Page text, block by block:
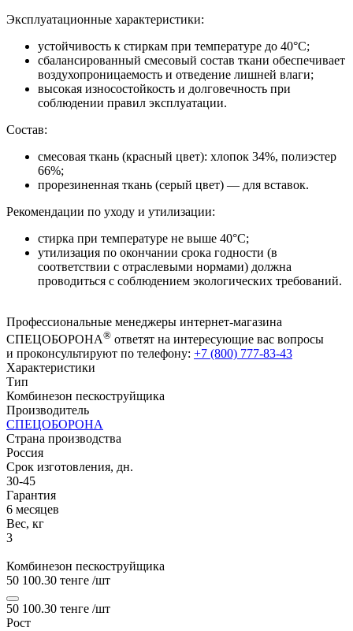
Эксплуатационные характеристики:
устойчивость к стиркам при температуре до 40°C;
сбалансированный смесовый состав ткани обеспечивает
воздухопроницаемость и отведение лишней влаги;
высокая износостойкость и долговечность при
соблюдении правил эксплуатации.
Состав:
смесовая ткань (красный цвет): хлопок 34%, полиэстер
66%;
прорезиненная ткань (серый цвет) — для вставок.
Рекомендации по уходу и утилизации:
стирка при температуре не выше 40°C;
утилизация по окончании срока годности (в
соответствии с отраслевыми нормами) должна
проводиться с соблюдением экологических требований.
Профессиональные менеджеры интернет-магазина
СПЕЦОБОРОНА® ответят на интересующие вас вопросы
и проконсультируют по телефону: +7 (800) 777-83-43
Характеристики
Тип
Комбинезон пескоструйщика
Производитель
СПЕЦОБОРОНА
Страна производства
Россия
Срок изготовления, дн.
30-45
Гарантия
6 месяцев
Вес, кг
3
Комбинезон пескоструйщика
50 100.30 тенге /шт
50 100.30 тенге /шт
Рост